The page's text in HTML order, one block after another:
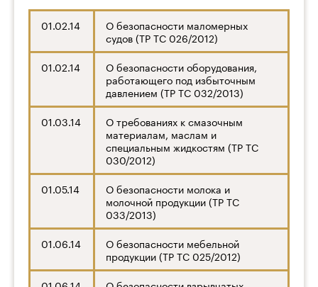
01.02.14
О безопасности маломерных
судов (ТР ТС 026/2012)
01.02.14
О безопасности оборудования,
работающего под избыточным
давлением (ТР ТС 032/2013)
01.03.14
О требованиях к смазочным
материалам, маслам и
специальным жидкостям (ТР ТС
030/2012)
01.05.14
О безопасности молока и
молочной продукции (ТР ТС
033/2013)
01.06.14
О безопасности мебельной
продукции (ТР ТС 025/2012)